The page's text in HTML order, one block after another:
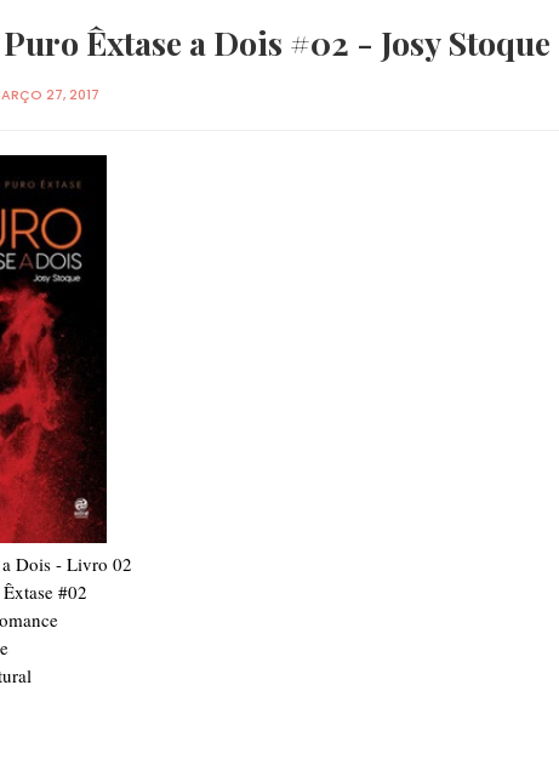
Êxtase a Dois #02 - Josy Stoque
27, 2017
Dois - Livro 02
#02